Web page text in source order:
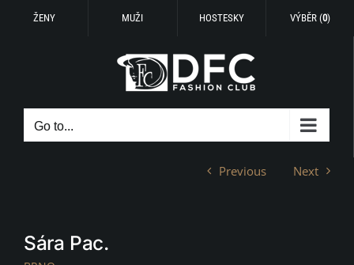
ŽENY MUŽI HOSTESKY VÝBĚR (0)
Go to...
Previous Next
Sára Pac.